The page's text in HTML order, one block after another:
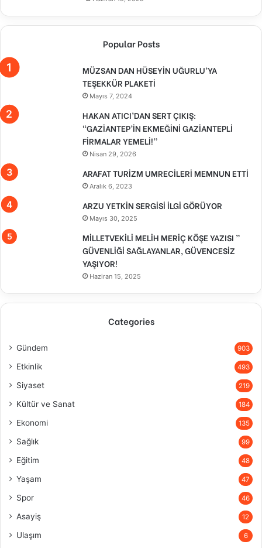
Popular Posts
MÜZSAN DAN HÜSEYİN UĞURLU’YA
TEŞEKKÜR PLAKETİ
Mayıs 7, 2024
HAKAN ATICI’DAN SERT ÇIKIŞ:
“GAZİANTEP’İN EKMEĞİNİ GAZİANTEPLİ
FİRMALAR YEMELİ!”
Nisan 29, 2026
ARAFAT TURİZM UMRECİLERİ MEMNUN ETTİ
Aralık 6, 2023
ARZU YETKİN SERGİSİ İLGİ GÖRÜYOR
Mayıs 30, 2025
MİLLETVEKİLİ MELİH MERİÇ KÖŞE YAZISI ”
GÜVENLİĞİ SAĞLAYANLAR, GÜVENCESİZ
YAŞIYOR!
Haziran 15, 2025
Categories
Gündem 903
Etkinlik 493
Siyaset 219
Kültür ve Sanat 184
Ekonomi 135
Sağlık 99
Eğitim 48
Yaşam 47
Spor 46
Asayiş 12
Ulaşım 6